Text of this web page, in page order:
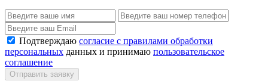
Подтверждаю согласие с правилами обработки
персональных данных и принимаю пользовательское
соглашение
Отправить заявку